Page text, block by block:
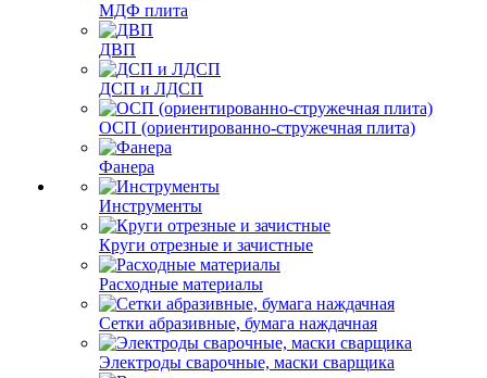
МДФ плита
ДВП
ДСП и ЛДСП
ОСП (ориентированно-стружечная плита)
Фанера
Инструменты
Круги отрезные и зачистные
Расходные материалы
Сетки абразивные, бумага наждачная
Электроды сварочные, маски сварщика